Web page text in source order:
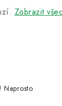
Zobrazit
Naprosto